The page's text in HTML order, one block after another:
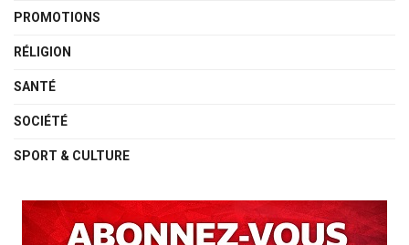
PROMOTIONS
RÉLIGION
SANTÉ
SOCIÉTÉ
SPORT & CULTURE